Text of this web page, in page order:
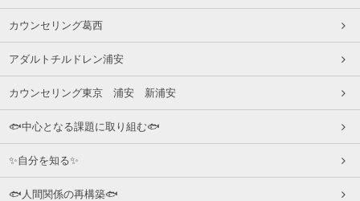
カウンセリング葛西
アダルトチルドレン浦安
カウンセリング東京 浦安 新浦安
🐟中心となる課題に取り組む🐟
✨自分を知る✨
🐟人間関係の再構築🐟